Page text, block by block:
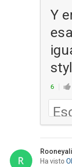
Y
6
Ha visto